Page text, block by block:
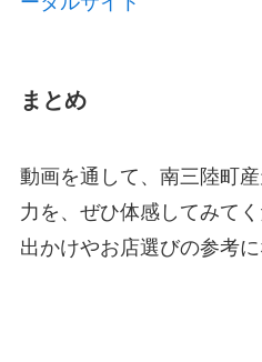
まとめ
動画を通して、南三陸町
力を、ぜひ体感してみて
出かけやお店選びの参考